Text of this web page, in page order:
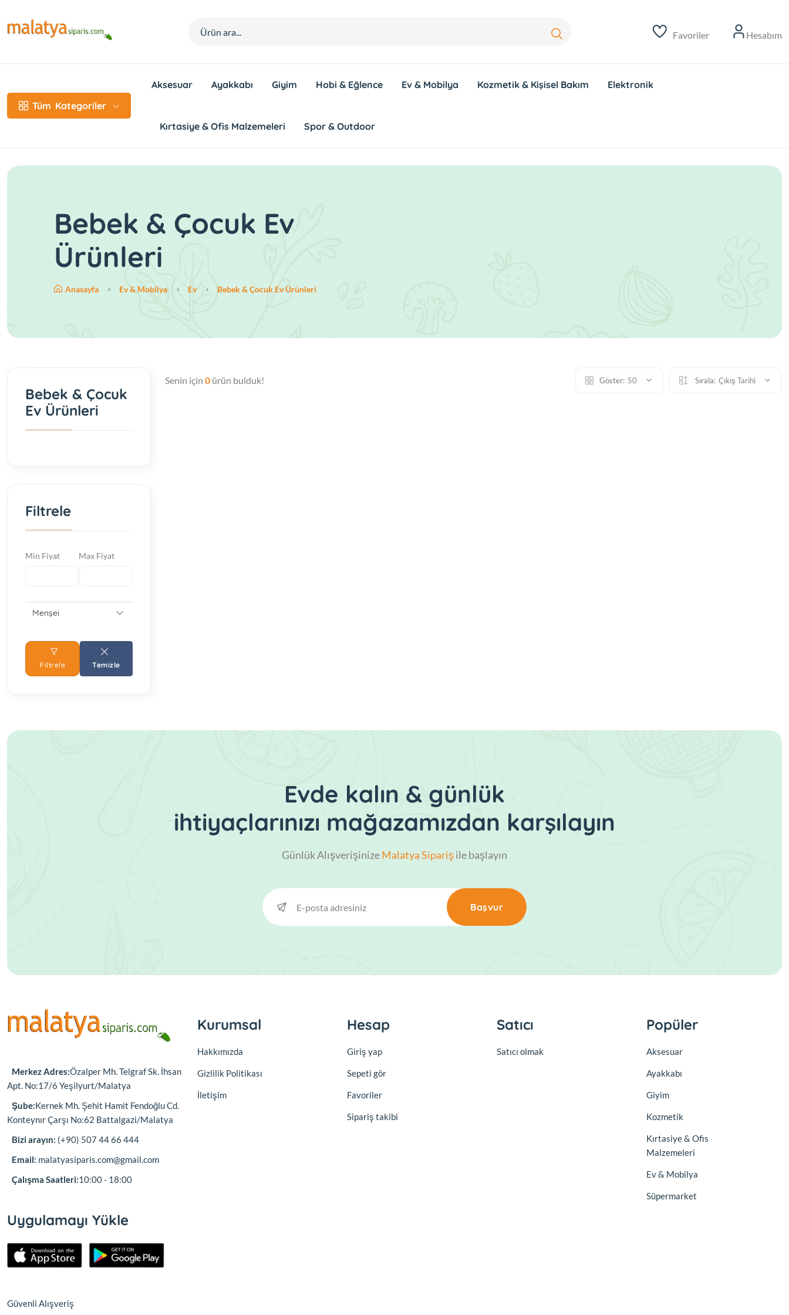
Favoriler Hesabım
Tüm Kategoriler
Aksesuar Ayakkabı Giyim Hobi & Eğlence Ev & Mobilya Kozmetik & Kişisel Bakım Elektronik
Kırtasiye & Ofis Malzemeleri Spor & Outdoor
Bebek & Çocuk Ev
Ürünleri
Anasayfa Ev & Mobilya Ev Bebek & Çocuk Ev Ürünleri
Senin için 0ürün bulduk! Göster: 50 Sırala: Çıkış Tarihi
Bebek & Çocuk
Ev Ürünleri
Filtrele
Min Fiyat Max Fiyat
Menşei
Filtrele Temizle
Evde kalın & günlük
ihtiyaçlarınızı mağazamızdan karşılayın
Günlük AlışverişinizeMalatya Siparişile başlayın
Başvur
Merkez Adres:Özalper Mh. Telgraf Sk. İhsan
Apt. No:17/6 Yeşilyurt/Malatya
Şube:Kernek Mh. Şehit Hamit Fendoğlu Cd.
Konteynır Çarşı No:62 Battalgazi/Malatya
Bizi arayın: (+90) 507 44 66 444
Email: malatyasiparis.com@gmail.com
Çalışma Saatleri:10:00 - 18:00
Kurumsal
Hakkımızda
Gizlilik Politikası
İletişim
Hesap
Giriş yap
Sepeti gör
Favoriler
Sipariş takibi
Satıcı
Satıcı olmak
Popüler
Aksesuar
Ayakkabı
Giyim
Kozmetik
Kırtasiye & Ofis
Malzemeleri
Ev & Mobilya
Süpermarket
Uygulamayı Yükle
Güvenli Alışveriş